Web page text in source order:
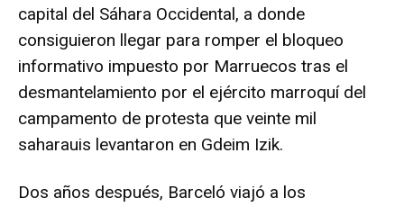
capital del Sáhara Occidental, a donde
consiguieron llegar para romper el bloqueo
informativo impuesto por Marruecos tras el
desmantelamiento por el ejército marroquí del
campamento de protesta que veinte mil
saharauis levantaron en Gdeim Izik.
Dos años después, Barceló viajó a los